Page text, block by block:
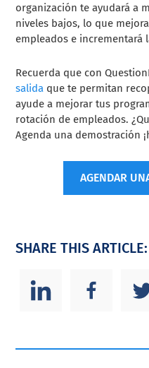
organización te ayudará a
niveles bajos, lo que
empleados e incrementará
Recuerda que con
salida que te permitan
ayude a mejorar tus
rotación de empleados.
Agenda una demostración
AGENDAR
SHARE THIS ARTICLE: